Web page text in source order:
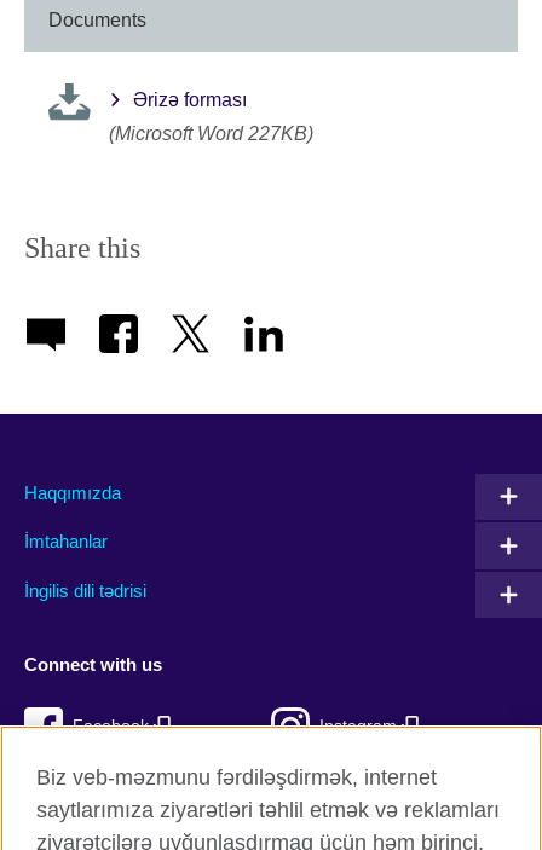
Documents
Ərizə forması
(Microsoft Word 227KB)
Share this
Haqqımızda
İmtahanlar
İngilis dili tədrisi
Connect with us
Facebook Instagram
Twitter TikTok
Biz veb-məzmunu fərdiləşdirmək, internet
saytlarımıza ziyarətləri təhlil etmək və reklamları
ziyarətçilərə uyğunlaşdırmaq üçün həm birinci,